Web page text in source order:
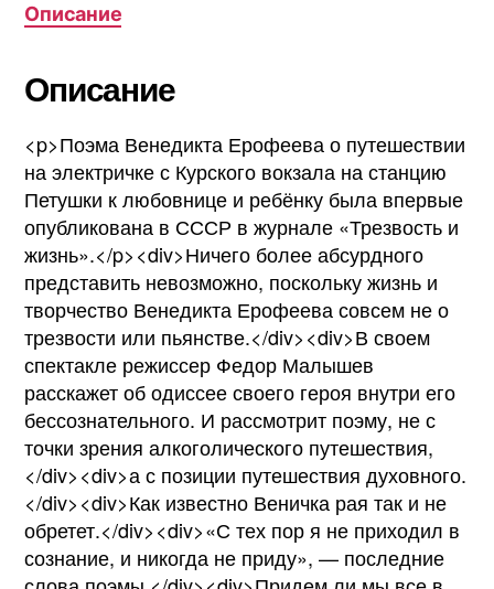
Описание
Описание
<p>Поэма Венедикта Ерофеева о путешествии
на электричке с Курского вокзала на станцию
Петушки к любовнице и ребёнку была впервые
опубликована в СССР в журнале «Трезвость и
жизнь».</p><div>Ничего более абсурдного
представить невозможно, поскольку жизнь и
творчество Венедикта Ерофеева совсем не о
трезвости или пьянстве.</div><div>В своем
спектакле режиссер Федор Малышев
расскажет об одиссее своего героя внутри его
бессознательного. И рассмотрит поэму, не с
точки зрения алкоголического путешествия,
</div><div>а с позиции путешествия духовного.
</div><div>Как известно Веничка рая так и не
обретет.</div><div>«С тех пор я не приходил в
сознание, и никогда не приду», — последние